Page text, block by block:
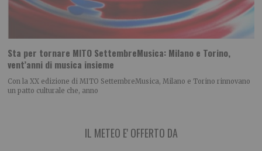
Sta per tornare MITO SettembreMusica: Milano e Torino,
vent’anni di musica insieme
Con la XX edizione di MITO SettembreMusica, Milano e Torino rinnovano
un patto culturale che, anno
IL METEO E' OFFERTO DA